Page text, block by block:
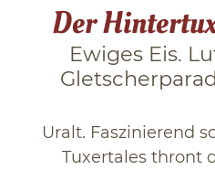
Der
Ewiges Eis.
Uralt. Faszinierend
Tuxertales thront